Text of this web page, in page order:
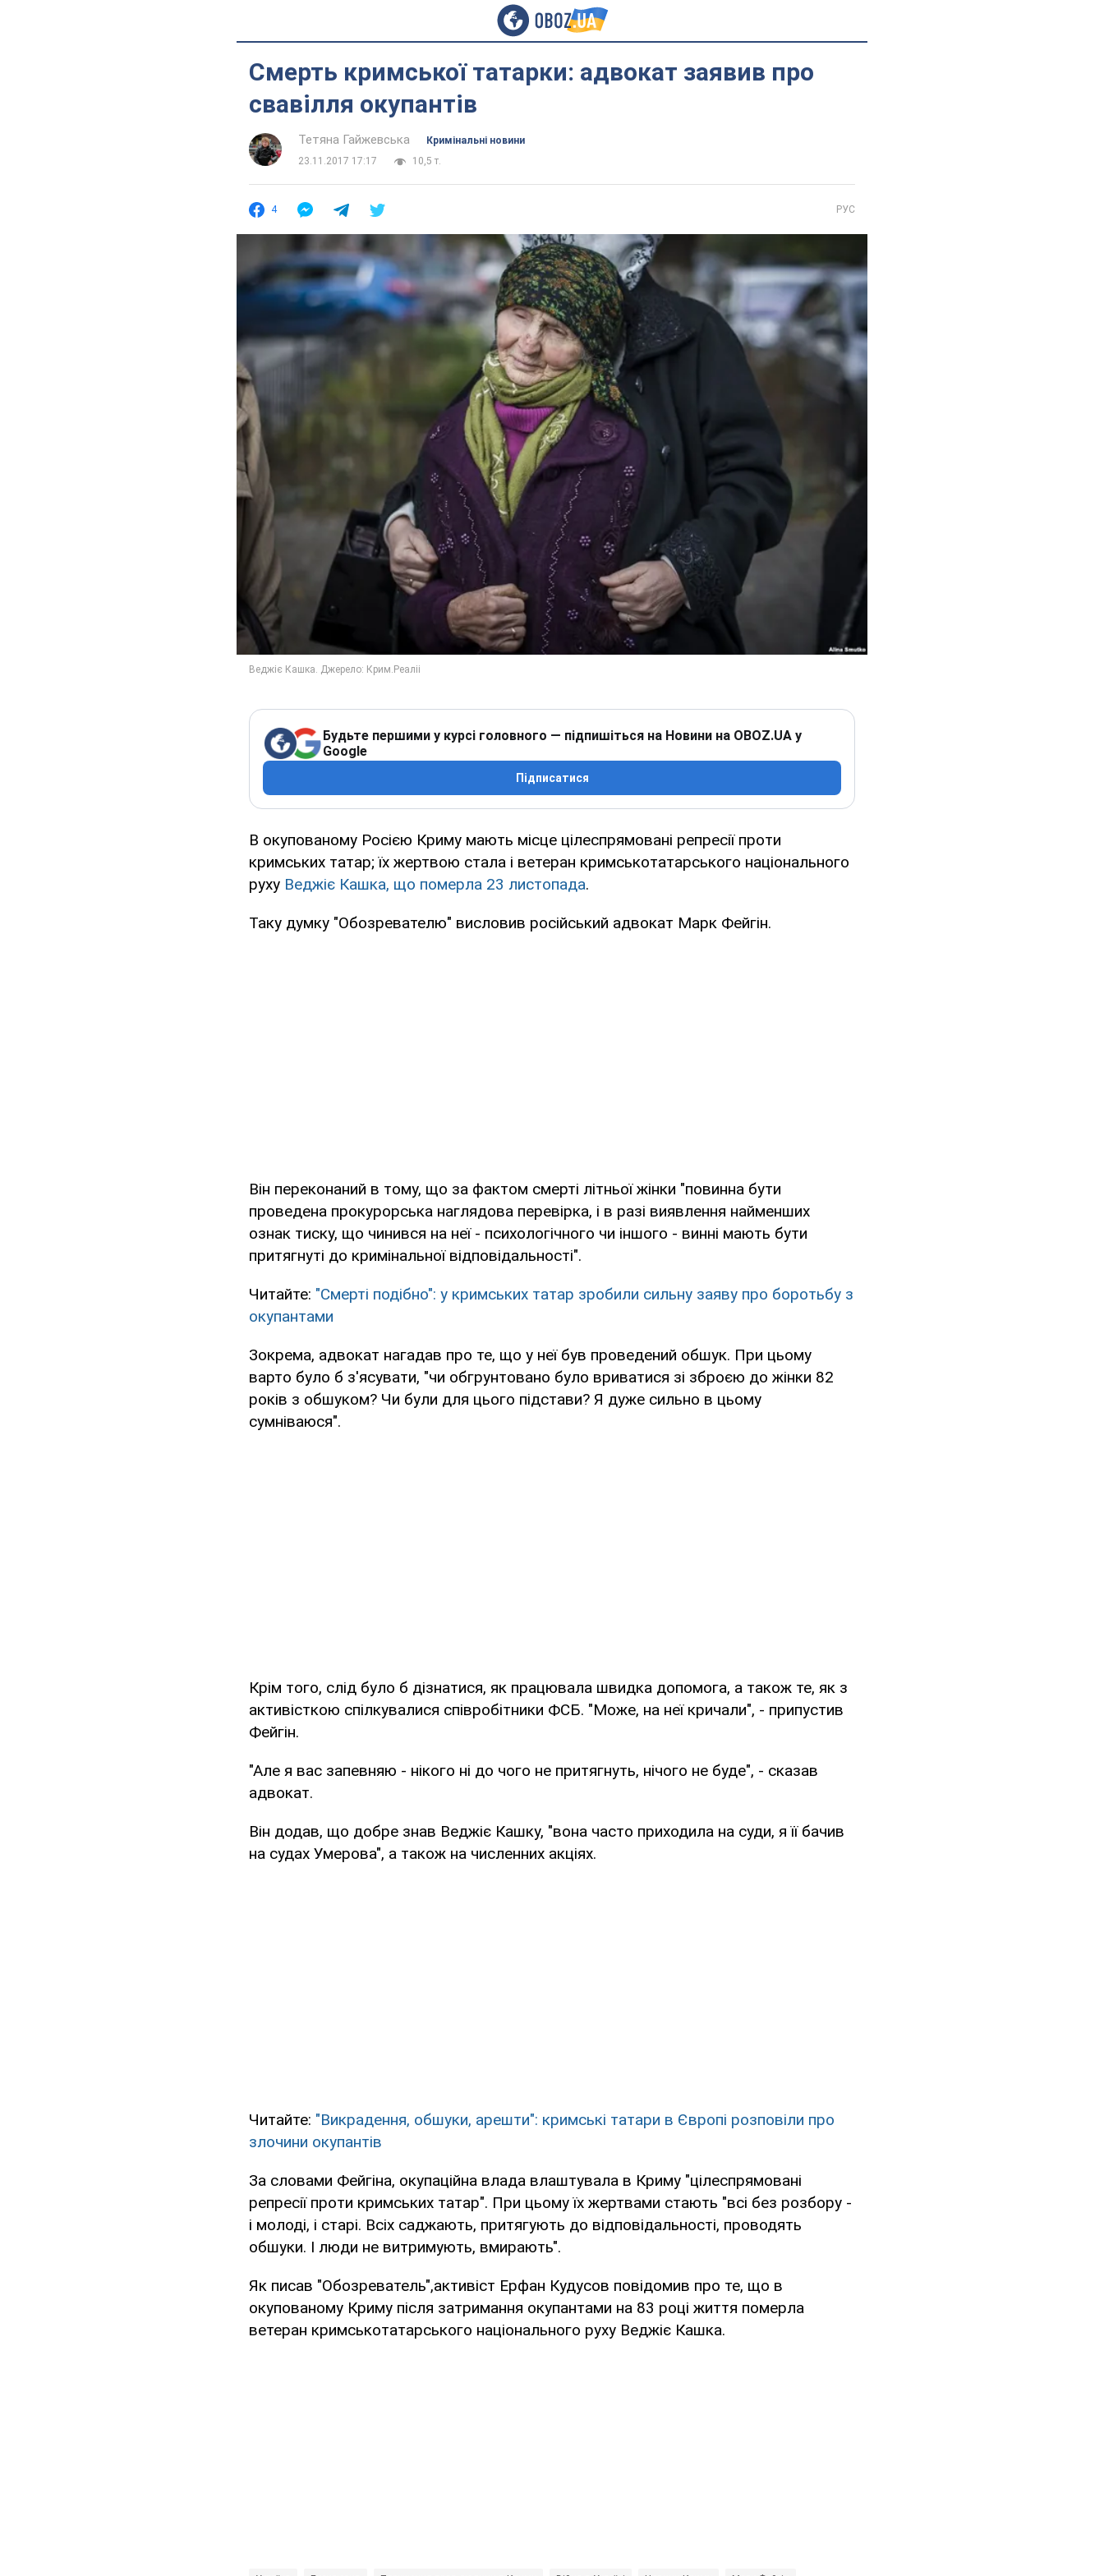
Смерть кримської татарки: адвокат заявив про
свавілля окупантів
Тетяна Гайжевська
Кримінальні новини
23.11.2017 17:17
10,5 т.
4 РУС
Будьте першими у курсі головного — підпишіться на Новини на OBOZ.UA у
Google
Підписатися
В окупованому Росією Криму мають місце цілеспрямовані репресії проти
кримських татар; їх жертвою стала і ветеран кримськотатарського національного
руху Веджіє Кашка, що померла 23 листопада.
Таку думку "Обозревателю" висловив російський адвокат Марк Фейгін.
Він переконаний в тому, що за фактом смерті літньої жінки "повинна бути
проведена прокурорська наглядова перевірка, і в разі виявлення найменших
ознак тиску, що чинився на неї - психологічного чи іншого - винні мають бути
притягнуті до кримінальної відповідальності".
Читайте: "Смерті подібно": у кримських татар зробили сильну заяву про боротьбу з
окупантами
Зокрема, адвокат нагадав про те, що у неї був проведений обшук. При цьому
варто було б з'ясувати, "чи обгрунтовано було вриватися зі зброєю до жінки 82
років з обшуком? Чи були для цього підстави? Я дуже сильно в цьому
сумніваюся".
Крім того, слід було б дізнатися, як працювала швидка допомога, а також те, як з
активісткою спілкувалися співробітники ФСБ. "Може, на неї кричали", - припустив
Фейгін.
"Але я вас запевняю - нікого ні до чого не притягнуть, нічого не буде", - сказав
адвокат.
Він додав, що добре знав Веджіє Кашку, "вона часто приходила на суди, я її бачив
на судах Умерова", а також на численних акціях.
Читайте: "Викрадення, обшуки, арешти": кримські татари в Європі розповіли про
злочини окупантів
За словами Фейгіна, окупаційна влада влаштувала в Криму "цілеспрямовані
репресії проти кримських татар". При цьому їх жертвами стають "всі без розбору -
і молоді, і старі. Всіх саджають, притягують до відповідальності, проводять
обшуки. І люди не витримують, вмирають".
Як писав "Обозреватель",активіст Ерфан Кудусов повідомив про те, що в
окупованому Криму після затримання окупантами на 83 році життя померла
ветеран кримськотатарського національного руху Веджіє Кашка.